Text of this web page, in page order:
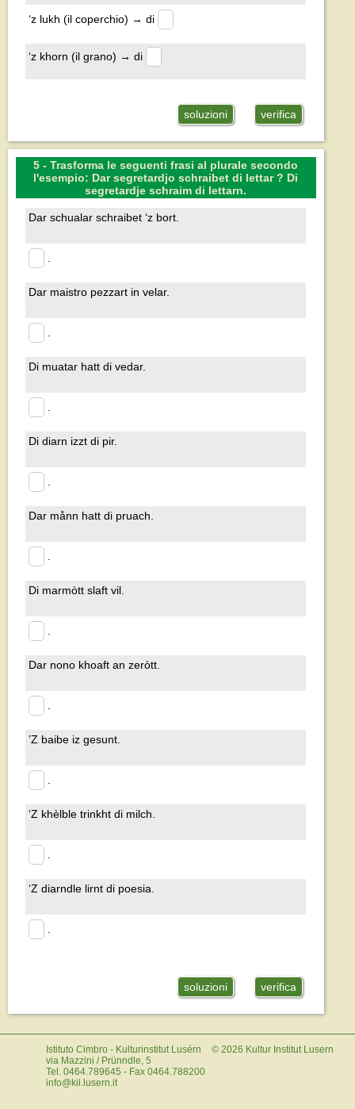
‘z lukh (il coperchio) → di
‘z khorn (il grano) → di
soluzioni verifica
5 - Trasforma le seguenti frasi al plurale secondo
l'esempio: Dar segretardjo schraibet di lettar ? Di
segretardje schraim di lettarn.
Dar schualar schraibet ‘z bort.
Dar maistro pezzart in velar.
Di muatar hatt di vedar.
Di diarn izzt di pir.
Dar månn hatt di pruach.
Di marmòtt slaft vil.
Dar nono khoaft an zeròtt.
’Z baibe iz gesunt.
‘Z khèlble trinkht di milch.
‘Z diarndle lirnt di poesia.
soluzioni verifica
Istituto Cimbro - Kulturinstitut Lusérn
via Mazzini / Prünndle, 5
Tel. 0464.789645 - Fax 0464.788200
info@kil.lusern.it
© 2026 Kultur Institut Lusern